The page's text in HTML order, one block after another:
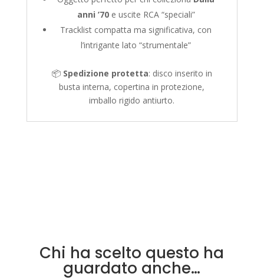
anni ’70e uscite RCA “speciali”
Tracklist compatta ma significativa, con
l’intrigante lato “strumentale”
📦 Spedizione protetta: disco inserito in
busta interna, copertina in protezione,
imballo rigido antiurto.
Chi ha scelto questo ha
guardato anche…